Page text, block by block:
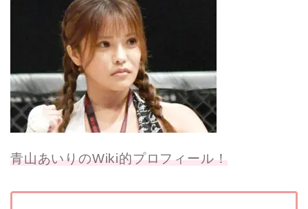
青山あいりのWiki的プロフィール！